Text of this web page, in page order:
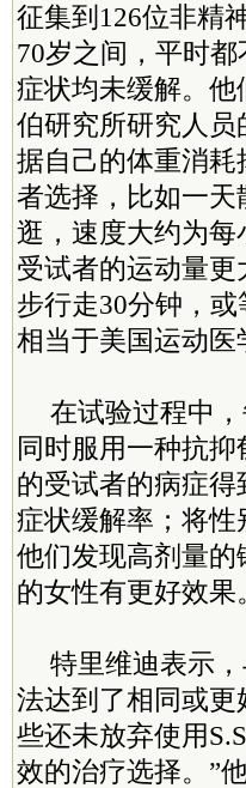
征集到126位非精
70岁之间，平时
症状均未缓解。
伯研究所研究人
据自己的体重消
者选择，比如一
逛，速度大约为
受试者的运动量
步行走30分钟，
相当于美国运动
在试验过程中
同时服用一种抗
的受试者的病症
症状缓解率；将
他们发现高剂量
的女性有更好效果
特里维迪表示
法达到了相同或更
些还未放弃使用
效的治疗选择。”